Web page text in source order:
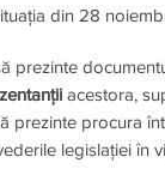
din 28
prezinte
acestora,
prezinte procura
legislaţiei în